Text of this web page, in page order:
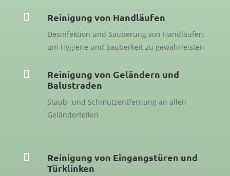
 Reinigung von Handläufen
Desinfektion und Säuberung von Handläufen,
um Hygiene und Sauberkeit zu gewährleisten

Reinigung von Geländern und
Balustraden
Staub- und Schmutzentfernung an allen
Geländerteilen

Reinigung von Eingangstüren und
Türklinken